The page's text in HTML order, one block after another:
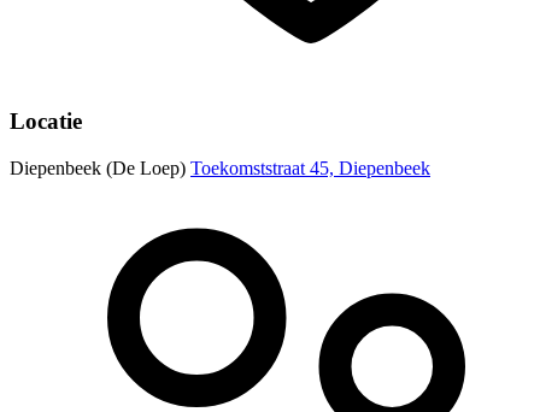
Locatie
Diepenbeek (De Loep) Toekomststraat 45, Diepenbeek